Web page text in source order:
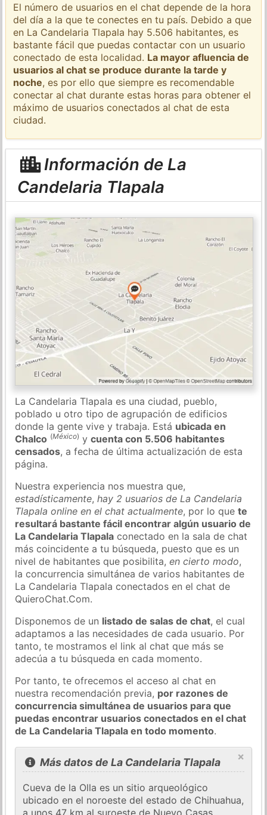
El número de usuarios en el chat depende de la hora
del día a la que te conectes en tu país. Debido a que
en La Candelaria Tlapala hay 5.506 habitantes, es
bastante fácil que puedas contactar con un usuario
conectado de esta localidad. La mayor afluencia de
usuarios al chat se produce durante la tarde y
noche, es por ello que siempre es recomendable
conectar al chat durante estas horas para obtener el
máximo de usuarios conectados al chat de esta
ciudad.
Información de La
Candelaria Tlapala
La Candelaria Tlapala es una ciudad, pueblo,
poblado u otro tipo de agrupación de edificios
donde la gente vive y trabaja. Está ubicada en
Chalco (México) ycuenta con 5.506 habitantes
censados, a fecha de última actualización de esta
página.
Nuestra experiencia nos muestra que,
estadísticamente,hay 2 usuarios de La Candelaria
Tlapala online en el chat actualmente, por lo quete
resultará bastante fácil encontrar algún usuario de
La Candelaria Tlapala conectado en la sala de chat
más coincidente a tu búsqueda, puesto que es un
nivel de habitantes que posibilita,en cierto modo,
la concurrencia simultánea de varios habitantes de
La Candelaria Tlapala conectados en el chat de
QuieroChat.Com.
Disponemos de un listado de salas de chat, el cual
adaptamos a las necesidades de cada usuario. Por
tanto, te mostramos el link al chat que más se
adecúa a tu búsqueda en cada momento.
Por tanto, te ofrecemos el acceso al chat en
nuestra recomendación previa, por razones de
concurrencia simultánea de usuarios para que
puedas encontrar usuarios conectados en el chat
de La Candelaria Tlapala en todo momento.
×
Más datos de La Candelaria Tlapala
Cueva de la Olla es un sitio arqueológico
ubicado en el noroeste del estado de Chihuahua,